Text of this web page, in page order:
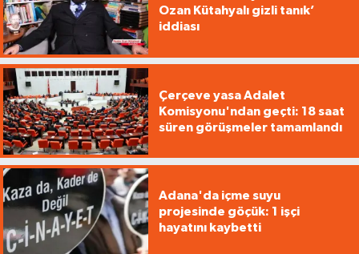
Ozan Kütahyalı gizli tanık’
iddiası
Çerçeve yasa Adalet
Komisyonu'ndan geçti: 18 saat
süren görüşmeler tamamlandı
Adana'da içme suyu
projesinde göçük: 1 işçi
hayatını kaybetti